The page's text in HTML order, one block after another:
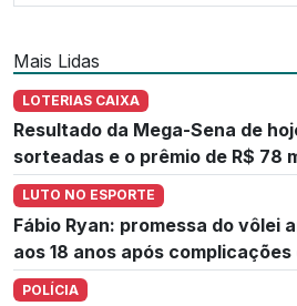
Mais Lidas
LOTERIAS CAIXA
Resultado da Mega-Sena de
sorteadas e o prêmio de R$ 78
LUTO NO ESPORTE
Fábio Ryan: promessa do vôlei
aos 18 anos após complicações
POLÍCIA